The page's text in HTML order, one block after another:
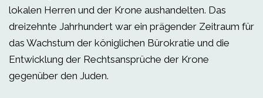
lokalen Herren und der Krone aushandelten. Das
dreizehnte Jahrhundert war ein prägender Zeitraum für
das Wachstum der königlichen Bürokratie und die
Entwicklung der Rechtsansprüche der Krone
gegenüber den Juden.